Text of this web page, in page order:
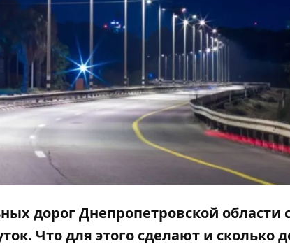
дорог Днепропетровской области
Что для этого сделают и сколько